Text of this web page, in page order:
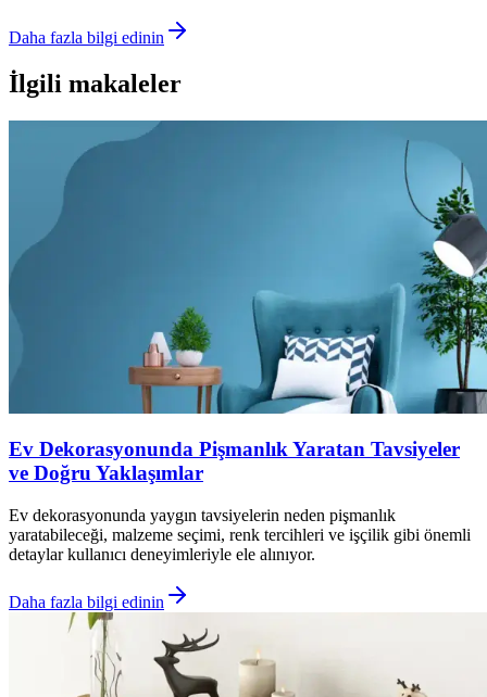
Daha fazla bilgi edinin
İlgili makaleler
Ev Dekorasyonunda Pişmanlık Yaratan Tavsiyeler
ve Doğru Yaklaşımlar
Ev dekorasyonunda yaygın tavsiyelerin neden pişmanlık
yaratabileceği, malzeme seçimi, renk tercihleri ve işçilik gibi önemli
detaylar kullanıcı deneyimleriyle ele alınıyor.
Daha fazla bilgi edinin